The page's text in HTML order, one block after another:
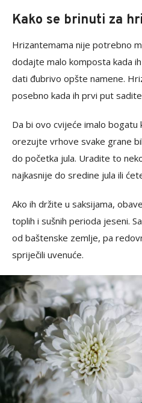
Kako se brinuti za
Hrizantemama nije potrebno
dodajte malo komposta kada
dati đubrivo opšte namene.
posebno kada ih prvi put
Da bi ovo cvijeće imalo bogatu
orezujte vrhove svake grane
do početka jula. Uradite to
najkasnije do sredine jula ili
Ako ih držite u saksijama,
toplih i sušnih perioda jeseni.
od baštenske zemlje, pa
spriječili uvenuće.